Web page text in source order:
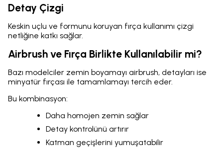
Detay Çizgi
Keskin uçlu ve formunu koruyan fırça kullanımı çizgi
netliğine katkı sağlar.
Airbrush ve Fırça Birlikte Kullanılabilir mi?
Bazı modelciler zemin boyamayı airbrush, detayları ise
minyatür fırçası ile tamamlamayı tercih eder.
Bu kombinasyon:
Daha homojen zemin sağlar
Detay kontrolünü artırır
Katman geçişlerini yumuşatabilir